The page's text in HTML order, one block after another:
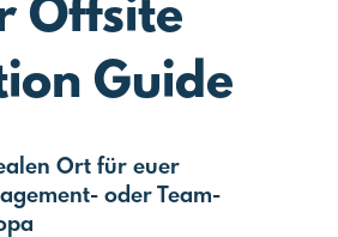
Offsite
Guide
Ort für euer
oder Team-